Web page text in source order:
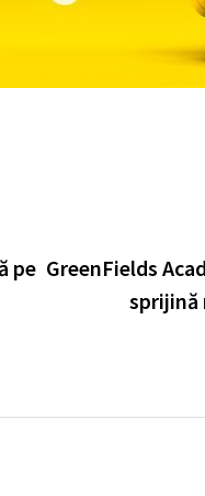
pe GreenFields
sprijină